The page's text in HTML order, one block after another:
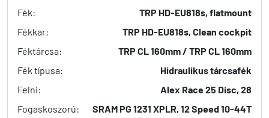
Fék:
TRP HD-EU818s, flatmount
Fékkar:
TRP HD-EU818s, Clean cockpit
Féktárcsa:
TRP CL 160mm / TRP CL 160mm
Fék típusa:
Hidraulikus tárcsafék
Felni:
Alex Race 25 Disc, 28
Fogaskoszorú:
SRAM PG 1231 XPLR, 12 Speed 10-44T